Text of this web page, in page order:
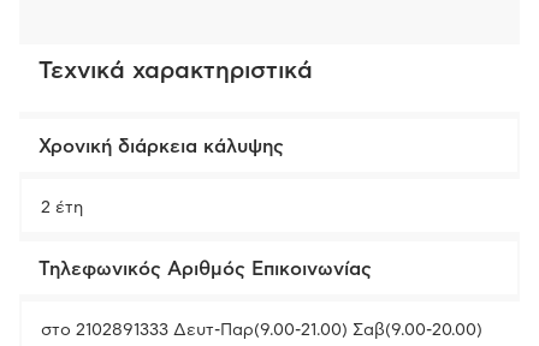
Τεχνικά χαρακτηριστικά
Χρονική διάρκεια κάλυψης
2 έτη
Τηλεφωνικός Αριθμός Επικοινωνίας
στο 2102891333 Δευτ-Παρ(9.00-21.00) Σαβ(9.00-20.00)